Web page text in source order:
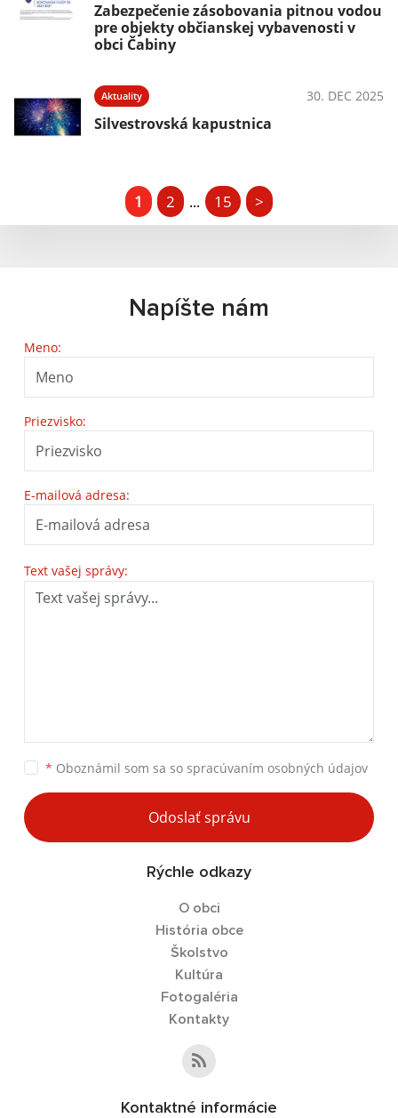
Zabezpečenie zásobovania pitnou vodou
pre objekty občianskej vybavenosti v
obci Čabiny
Aktuality 30. DEC 2025
Silvestrovská kapustnica
1 2 ... 15 >
Napíšte nám
Meno:
Priezvisko:
E-mailová adresa:
Text vašej správy:
* Oboznámil som sa so spracúvaním osobných údajov
Odoslať správu
Rýchle odkazy
O obci
História obce
Školstvo
Kultúra
Fotogaléria
Kontakty
Kontaktné informácie